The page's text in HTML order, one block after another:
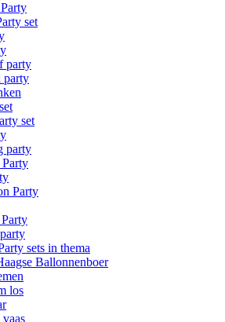
set
party
party
set
party
Party
sets in thema
Ballonnenboer
los